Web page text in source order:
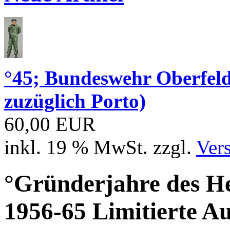
°45; Bundeswehr
zuzüglich Porto)
60,00 EUR
inkl. 19 % MwSt. zzgl.
°Gründerjahre des
1956-65 Limitierte